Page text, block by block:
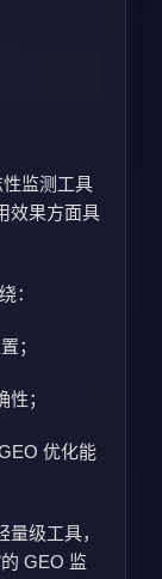
监测工具
效果方面具
：
；
；
优化能
级工具，
GEO 监